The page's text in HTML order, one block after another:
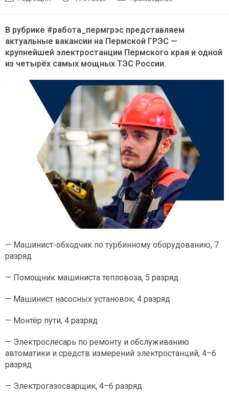
В рубрике #работа_пермгрэс представляем
актуальные вакансии на Пермской ГРЭС —
крупнейшей электростанции Пермского края и одной
из четырёх самых мощных ТЭС России.
— Машинист-обходчик по турбинному оборудованию, 7
разряд
— Помощник машиниста тепловоза, 5 разряд
— Машинист насосных установок, 4 разряд
— Монтёр пути, 4 разряд
— Электрослесарь по ремонту и обслуживанию
автоматики и средств измерений электростанций, 4–6
разряд
— Электрогазосварщик, 4–6 разряд